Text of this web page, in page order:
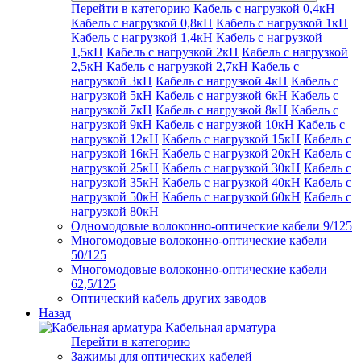
Перейти в категорию Кабель с нагрузкой 0,4кН
Кабель с нагрузкой 0,8кН Кабель с нагрузкой 1кН
Кабель с нагрузкой 1,4кН Кабель с нагрузкой
1,5кН Кабель с нагрузкой 2кН Кабель с нагрузкой
2,5кН Кабель с нагрузкой 2,7кН Кабель с
нагрузкой 3кН Кабель с нагрузкой 4кН Кабель с
нагрузкой 5кН Кабель с нагрузкой 6кН Кабель с
нагрузкой 7кН Кабель с нагрузкой 8кН Кабель с
нагрузкой 9кН Кабель с нагрузкой 10кН Кабель с
нагрузкой 12кН Кабель с нагрузкой 15кН Кабель с
нагрузкой 16кН Кабель с нагрузкой 20кН Кабель с
нагрузкой 25кН Кабель с нагрузкой 30кН Кабель с
нагрузкой 35кН Кабель с нагрузкой 40кН Кабель с
нагрузкой 50кН Кабель с нагрузкой 60кН Кабель с
нагрузкой 80кН
Одномодовые волоконно-оптические кабели 9/125
Многомодовые волоконно-оптические кабели
50/125
Многомодовые волоконно-оптические кабели
62,5/125
Оптический кабель других заводов
Назад
Кабельная арматура
Перейти в категорию
Зажимы для оптических кабелей